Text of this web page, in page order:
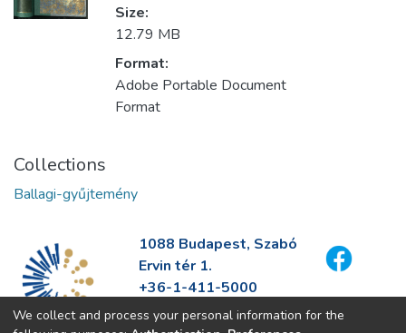
Size:
12.79 MB
Format:
Adobe Portable Document
Format
Collections
Ballagi-gyűjtemény
1088 Budapest, Szabó
Ervin tér 1.
+36-1-411-5000
info@fszek.hu
We collect and process your personal information for the